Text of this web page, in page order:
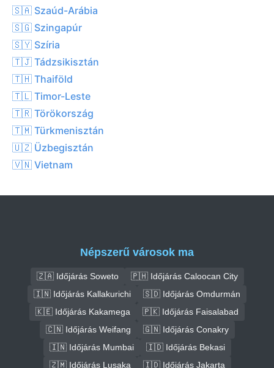
🇸🇦 Szaúd-Arábia
🇸🇬 Szingapúr
🇸🇾 Szíria
🇹🇯 Tádzsikisztán
🇹🇭 Thaiföld
🇹🇱 Timor-Leste
🇹🇷 Törökország
🇹🇲 Türkmenisztán
🇺🇿 Üzbegisztán
🇻🇳 Vietnam
Népszerű városok ma
🇿🇦 Időjárás Soweto
🇵🇭 Időjárás Caloocan City
🇮🇳 Időjárás Kallakurichi
🇸🇩 Időjárás Omdurmán
🇰🇪 Időjárás Kakamega
🇵🇰 Időjárás Faisalabad
🇨🇳 Időjárás Weifang
🇬🇳 Időjárás Conakry
🇮🇳 Időjárás Mumbai
🇮🇩 Időjárás Bekasi
🇿🇲 Időjárás Lusaka
🇮🇩 Időjárás Jakarta